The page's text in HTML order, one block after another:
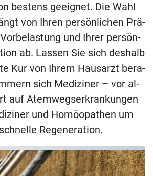
bes­tens ge­eig­net. Die Wahl
von Ih­ren per­sön­li­chen Prä­
und Ih­rer per­sön­
ab. Las­sen Sie sich des­halb
Kur von Ih­rem Haus­arzt be­ra­
sich Me­di­zi­ner – vor al­
auf Atem­wegs­er­kran­kun­gen
und Ho­möo­pa­then um
Regeneration.